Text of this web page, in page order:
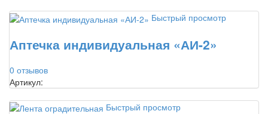
Быстрый просмотр
Аптечка индивидуальная «АИ-2»
0 отзывов
Артикул:
Быстрый просмотр